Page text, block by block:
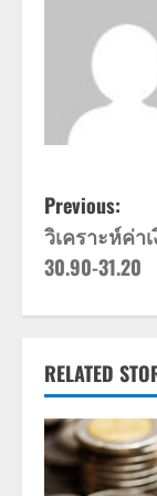
P
o
s
n
a
Previous:
วิเคราะห์ค่า
30.90-31.20
RELATED